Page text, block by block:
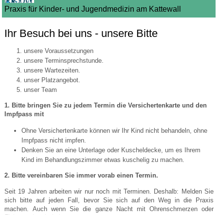
Praxis für Kinder- und Jugendmedizin am Kattewall
Ihr Besuch bei uns - unsere Bitte
unsere Voraussetzungen
unsere Terminsprechstunde.
unsere Wartezeiten.
unser Platzangebot.
unser Team
1. Bitte bringen Sie zu jedem Termin die Versichertenkarte und den
Impfpass mit
Ohne Versichertenkarte können wir Ihr Kind nicht behandeln, ohne
Impfpass nicht impfen.
Denken Sie an eine Unterlage oder Kuscheldecke, um es Ihrem
Kind im Behandlungszimmer etwas kuschelig zu machen.
2. Bitte vereinbaren Sie immer vorab einen Termin.
Seit 19 Jahren arbeiten wir nur noch mit Terminen. Deshalb: Melden Sie
sich bitte auf jeden Fall, bevor Sie sich auf den Weg in die Praxis
machen. Auch wenn Sie die ganze Nacht mit Ohrenschmerzen oder